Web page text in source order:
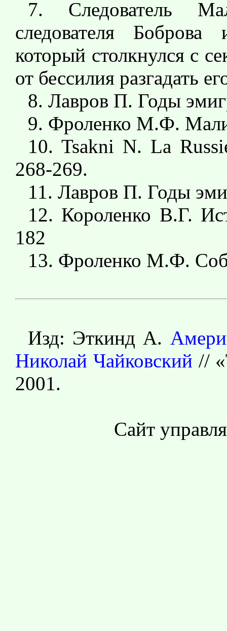
7. Следователь
следователя
который столкнулся с
от бессилия разгадать
8. Лавров П. Годы
9. Фроленко М.Ф.
10. Tsakni N. La
268-269.
11. Лавров П. Годы
12. Короленко В.Г.
182
13. Фроленко М.Ф.
Изд: Эткинд А.
Николай Чайковский //
2001.
Сайт